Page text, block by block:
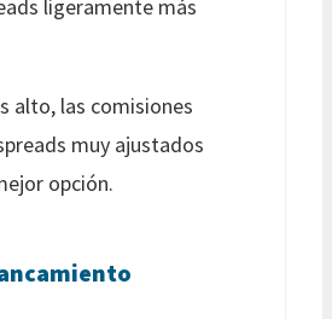
ligeramente más
alto, las comisiones
muy ajustados
opción.